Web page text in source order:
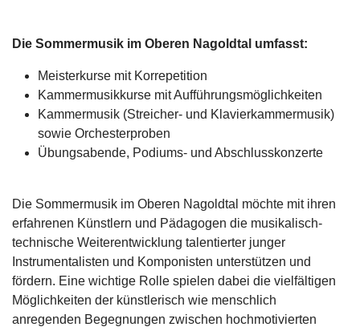
Die Sommermusik im Oberen Nagoldtal umfasst:
Meisterkurse mit Korrepetition
Kammermusikkurse mit Aufführungsmöglichkeiten
Kammermusik (Streicher- und Klavierkammermusik)
sowie Orchesterproben
Übungsabende, Podiums- und Abschlusskonzerte
Die Sommermusik im Oberen Nagoldtal möchte mit ihren
erfahrenen Künstlern und Pädagogen die musikalisch-
technische Weiterentwicklung talentierter junger
Instrumentalisten und Komponisten unterstützen und
fördern. Eine wichtige Rolle spielen dabei die vielfältigen
Möglichkeiten der künstlerisch wie menschlich
anregenden Begegnungen zwischen hochmotivierten